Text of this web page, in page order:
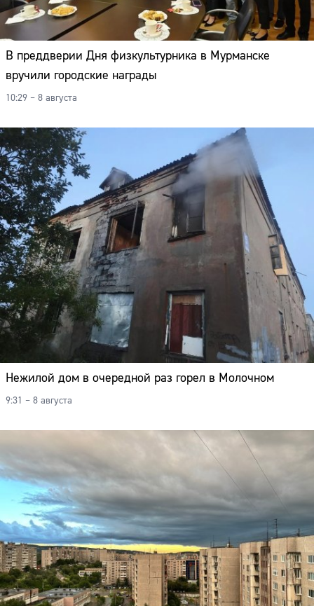
В преддверии Дня физкультурника в Мурманске
вручили городские награды
10:29 – 8 августа
Нежилой дом в очередной раз горел в Молочном
9:31 – 8 августа